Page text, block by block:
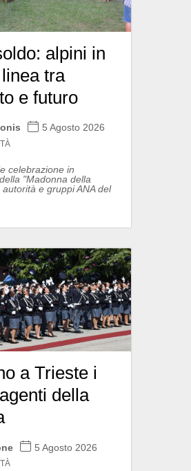
alpini in
tra
e futuro
5 Agosto 2026
celebrazione in
"Madonna della
e gruppi ANA del
a Trieste i
della
5 Agosto 2026